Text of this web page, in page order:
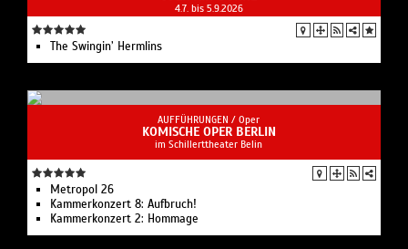
4.7. bis 5.9.2026
The Swingin’ Hermlins
AUFFÜHRUNGEN / Oper
KOMISCHE OPER BERLIN
im Schillerttheater Belin
Metropol 26
Kammerkonzert 8: Aufbruch!
Kammerkonzert 2: Hommage